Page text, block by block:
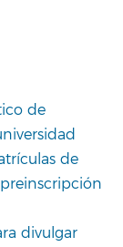
de
de
divulgar